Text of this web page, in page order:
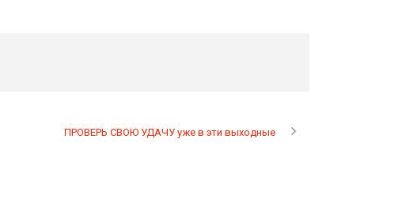
ПРОВЕРЬ СВОЮ УДАЧУ уже в эти выходные